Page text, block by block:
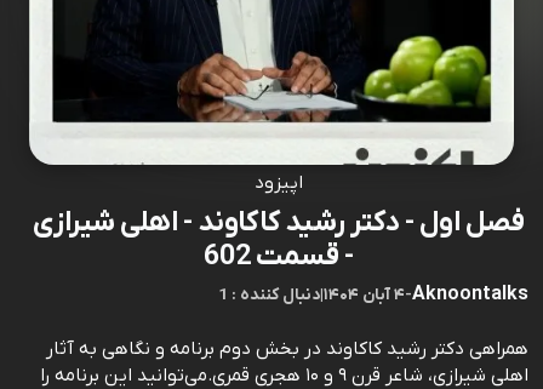
اپیزود
فصل اول - دکتر رشید کاکاوند - اهلی شیرازی
- قسمت 602
Aknoontalks
-۴ آبان ۱۴۰۴ |1 : دنبال کننده
همراهی دکتر رشید کاکاوند در بخش دوم برنامه و نگاهی به آثار
اهلی شیرازی، شاعر قرن ۹ و ۱۰ هجری قمری.می‌توانید این برنامه را